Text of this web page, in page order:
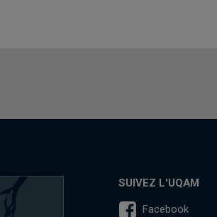
SUIVEZ L'UQAM
Facebook